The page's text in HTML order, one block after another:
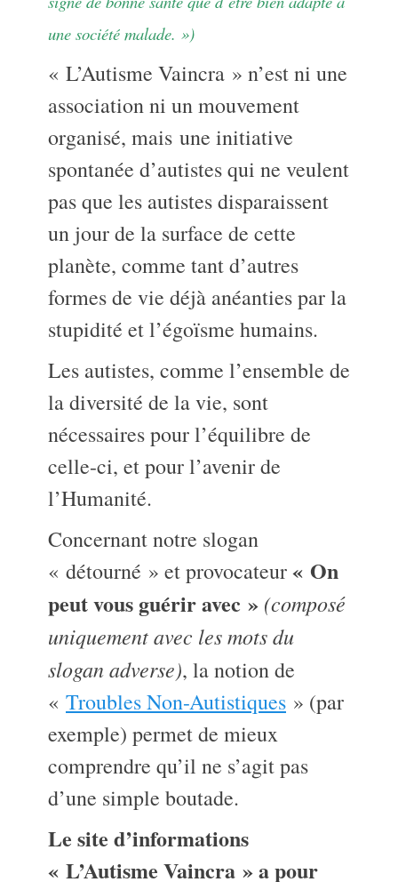
une société malade. »)
« L’Autisme Vaincra » n’est ni une
association ni un mouvement
organisé, mais une initiative
spontanée d’autistes qui ne veulent
pas que les autistes disparaissent
un jour de la surface de cette
planète, comme tant d’autres
formes de vie déjà anéanties par la
stupidité et l’égoïsme humains.
Les autistes, comme l’ensemble de
la diversité de la vie, sont
nécessaires pour l’équilibre de
celle-ci, et pour l’avenir de
l’Humanité.
Concernant notre slogan
« détourné » et provocateur« On
peut vous guérir avec » (composé
uniquement avec les mots du
slogan adverse), la notion de
« Troubles Non-Autistiques » (par
exemple) permet de mieux
comprendre qu’il ne s’agit pas
d’une simple boutade.
Le site d’informations
« L’Autisme Vaincra » a pour